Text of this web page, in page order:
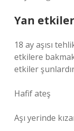
Yan
18 ay aşısı
etkilere
etkiler
Hafif ateş
Aşı yerinde